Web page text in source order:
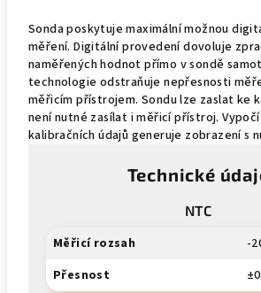
Sonda poskytuje maximální možnou
měření. Digitální provedení dovoluje
naměřených hodnot přímo v sondě
technologie odstraňuje nepřesnosti
měřicím přístrojem. Sondu lze zaslat ke
není nutné zasílat i měřicí přístroj.
kalibračních údajů generuje zobrazení s
Technické
NTC
Měřicí rozsah
-
Přesnost